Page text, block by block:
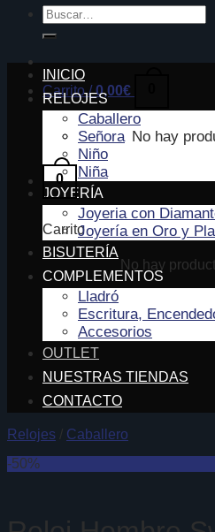
Buscar
por:
Carrito /0,00€
No hay
0
Carrito
No hay
INICIO
RELOJES
Caballero
Señora
Niño
Niña
JOYERÍA
Joyeria con
Joyería en Oro y
BISUTERÍA
COMPLEMENTOS
Lladró
Escritura,
Accesorios
OUTLET
NUESTRAS TIENDAS
CONTACTO
Relojes / Caballero
-50%